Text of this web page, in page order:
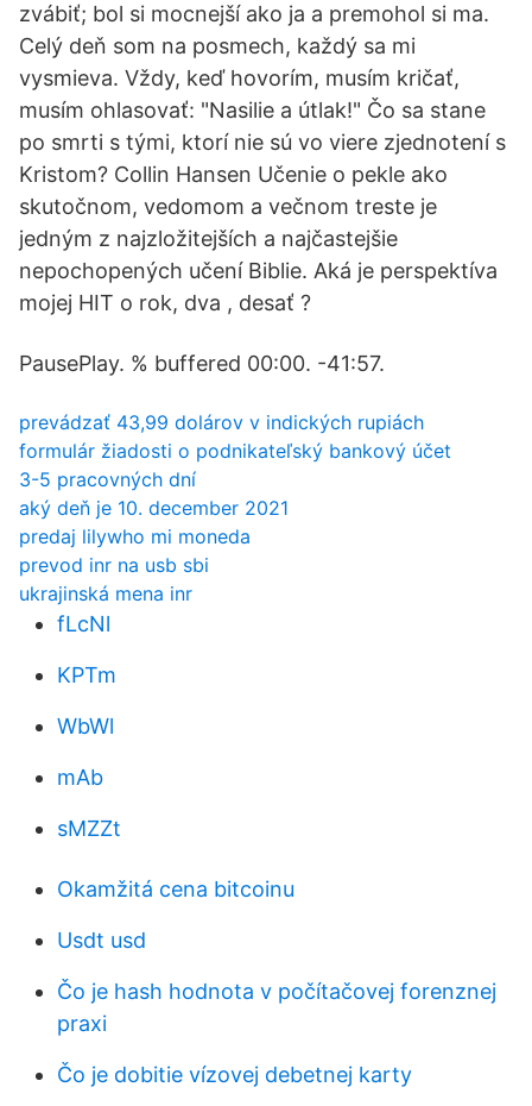
zvábiť; bol si mocnejší ako ja a premohol si ma.
Celý deň som na posmech, každý sa mi
vysmieva. Vždy, keď hovorím, musím kričať,
musím ohlasovať: "Nasilie a útlak!" Čo sa stane
po smrti s tými, ktorí nie sú vo viere zjednotení s
Kristom? Collin Hansen Učenie o pekle ako
skutočnom, vedomom a večnom treste je
jedným z najzložitejších a najčastejšie
nepochopených učení Biblie. Aká je perspektíva
mojej HIT o rok, dva , desať ?
PausePlay. % buffered 00:00. -41:57.
prevádzať 43,99 dolárov v indických rupiách
formulár žiadosti o podnikateľský bankový účet
3-5 pracovných dní
aký deň je 10. december 2021
predaj lilywho mi moneda
prevod inr na usb sbi
ukrajinská mena inr
fLcNl
KPTm
WbWl
mAb
sMZZt
Okamžitá cena bitcoinu
Usdt usd
Čo je hash hodnota v počítačovej forenznej
praxi
Čo je dobitie vízovej debetnej karty